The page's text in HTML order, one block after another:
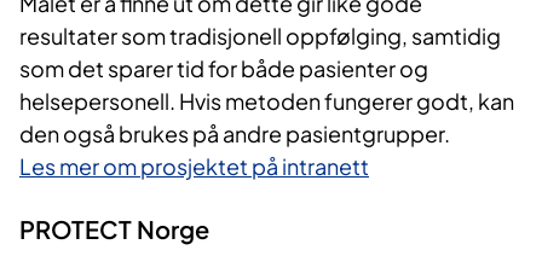
resultater som tradisjonell oppfølging, samtidig
som det sparer tid for både pasienter og
helsepersonell. Hvis metoden fungerer godt, kan
den også brukes på andre pasientgrupper.
Les mer om prosjektet på intranett
PROTECT Norge